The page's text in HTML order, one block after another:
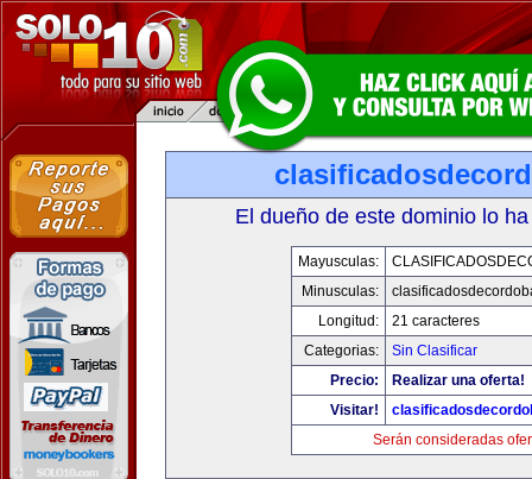
El dueño de este dominio lo
Mayusculas:
Minusculas:
Longitud:
21 caracteres
Categorias:
Sin Clasificar
Precio:
Realizar una oferta!
Visitar!
Serán consideradas